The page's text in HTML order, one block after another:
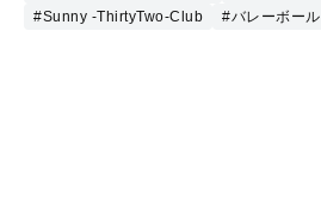
#Sunny -ThirtyTwo-Club
#バレーボール